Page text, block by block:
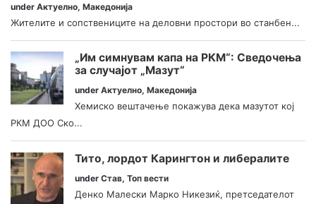
under Актуелно, Македонија
Жителите и сопствениците на деловни простори во станбен...
„Им симнувам капа на РКМ“: Сведочења
за случајот „Мазут“
under Актуелно, Македонија
Хемиско вештачење покажува дека мазутот кој
РКМ ДОО Ско...
Тито, лордот Карингтон и либералите
under Став, Топ вести
Денко Малески Марко Никезиќ, претседателот